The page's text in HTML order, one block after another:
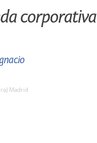
corporativa
Madrid